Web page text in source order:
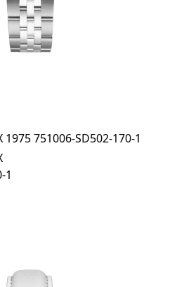
1975 751006-SD502-170-1
1